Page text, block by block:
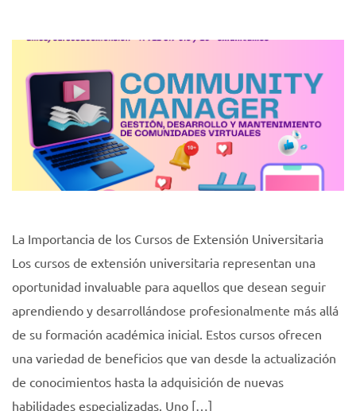
La Importancia de los Cursos de Extensión Universitaria
Los cursos de extensión universitaria representan una
oportunidad invaluable para aquellos que desean seguir
aprendiendo y desarrollándose profesionalmente más allá
de su formación académica inicial. Estos cursos ofrecen
una variedad de beneficios que van desde la actualización
de conocimientos hasta la adquisición de nuevas
habilidades especializadas. Uno […]